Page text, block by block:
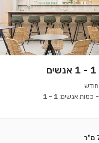
חודש
כמות אנשים:1 - 1 -